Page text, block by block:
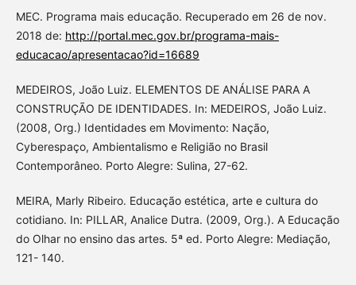
MEC. Programa mais educação. Recuperado em 26 de nov.
2018 de: http://portal.mec.gov.br/programa-mais-
educacao/apresentacao?id=16689
MEDEIROS, João Luiz. ELEMENTOS DE ANÁLISE PARA A
CONSTRUÇÃO DE IDENTIDADES. In: MEDEIROS, João Luiz.
(2008, Org.) Identidades em Movimento: Nação,
Cyberespaço, Ambientalismo e Religião no Brasil
Contemporâneo. Porto Alegre: Sulina, 27-62.
MEIRA, Marly Ribeiro. Educação estética, arte e cultura do
cotidiano. In: PILLAR, Analice Dutra. (2009, Org.). A Educação
do Olhar no ensino das artes. 5ª ed. Porto Alegre: Mediação,
121- 140.